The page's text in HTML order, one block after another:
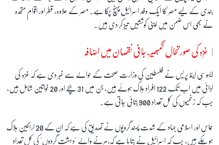
بندی کے لیے مصر کا ایک وفد اسرائیل پہنچ چکا ہے۔ مصر کے علاوہ، قطر اور اقوام متحدہ
نے بھی اس ضمن میں اپنی کوششیں تیز کر دی ہیں۔
غزہ کی صورتحال گمبھیر، جانی نقصان میں اضافہ
ایسوسی ایٹڈ پریس نے فلسطین کی وزارت صحت کے حوالے سے خبر دی ہے کہ غزہ کی
لڑائی میں اب تک 122 افراد ہلاک ہوئے ہیں، جن میں 31 بچے اور 20 خواتین شامل ہیں،
جب کہ زخمیوں کی کل تعداد 900 بتائی جاتی ہے۔
حماس اور اسلامی جہاد کے شدت پسند گروپوں نے تصدیق کی ہے کہ ان کے 20 اراکین ہلاک
ہو چکے ہیں، جب کہ اسرائیل نے بتایا ہے کہ،مرنے والے "دہشت گردوں" کی کل تعداد